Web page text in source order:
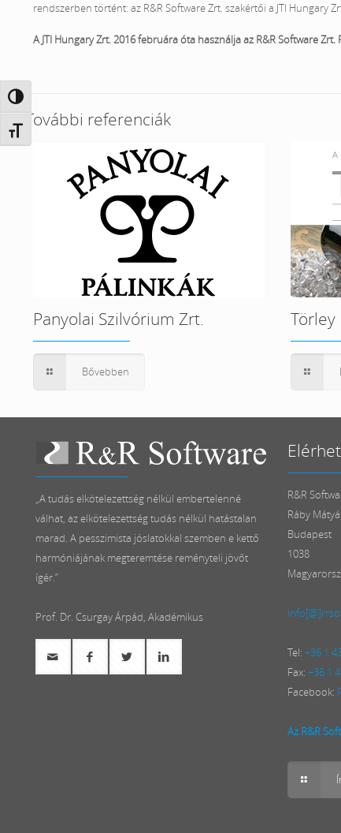
Nagy kontraszt váltása
Betűméret váltása
rendszerben történt: az R&R Software Zrt. szakértői a JTI Hungary
A JTI Hungary Zrt. 2016 februára óta használja az R&R Software
További referenciák
Panyolai Szilvórium Zrt.
Bővebben
Törley
„A tudás elkötelezettség nélkül embertelenné
válhat, az elkötelezettség tudás nélkül hatástalan
marad. A pesszimista jóslatokkal szemben e kettő
harmóniájának megteremtése reményteli jövőt
ígér.”
Prof. Dr. Csurgay Árpád, Akadémikus
R&R
Ráby
Budapest
1038
Tel: +36 1
Fax: +36 1
Facebook:
Az R&R